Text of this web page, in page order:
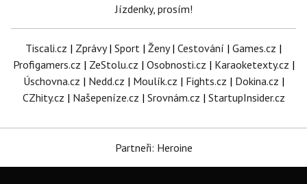
Jízdenky, prosím!
Tiscali.cz | Zprávy| Sport | Ženy| Cestování | Games.cz |
Profigamers.cz | ZeStolu.cz | Osobnosti.cz | Karaoketexty.cz |
Úschovna.cz | Nedd.cz | Moulík.cz | Fights.cz | Dokina.cz |
CZhity.cz | Našepeníze.cz | Srovnám.cz | StartupInsider.cz
Partneři: Heroine